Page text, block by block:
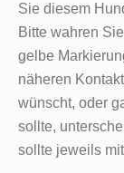
Sie diesem
Bitte wahren
gelbe
näheren
wünscht, oder
sollte,
sollte jeweils